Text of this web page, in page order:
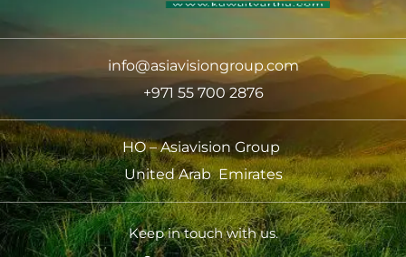
info@asiavisiongroup.com
+971 55 700 2876
HO – Asiavision Group
United Arab Emirates
Keep in touch with us.